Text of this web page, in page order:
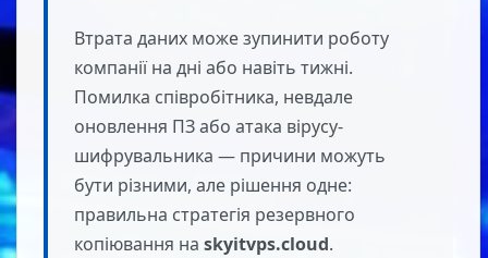
Втрата даних може зупинити роботу
компанії на дні або навіть тижні.
Помилка співробітника, невдале
оновлення ПЗ або атака вірусу-
шифрувальника — причини можуть
бути різними, але рішення одне:
правильна стратегія резервного
копіювання на skyitvps.cloud.